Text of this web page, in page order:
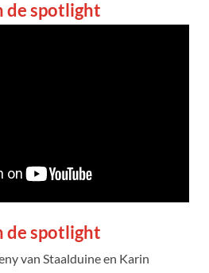
de spotlight
de spotlight
van Staalduine en Karin